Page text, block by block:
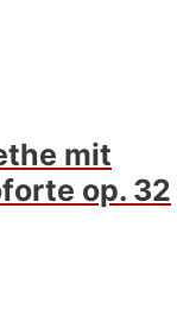
mit
op. 32